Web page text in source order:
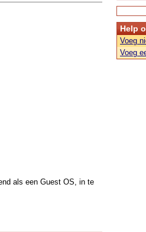
als een Guest OS, in te
Help
Voeg
Voeg